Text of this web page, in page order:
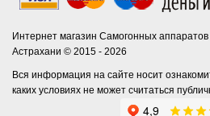
Интернет магазин Самогонных
Астрахани © 2015 - 2026
Вся информация на сайте носит
каких условиях не может считаться